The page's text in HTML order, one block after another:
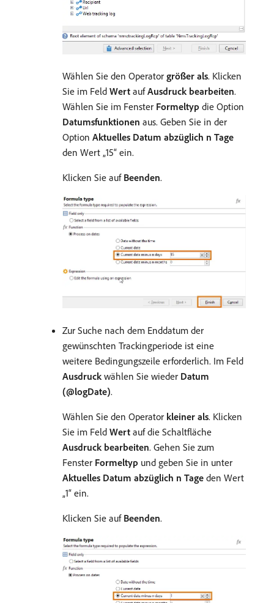
Wählen Sie den Operator größer als. Klicken
Sie im Feld Wert aufAusdruck bearbeiten.
Wählen Sie im Fenster Formeltyp die Option
Datumsfunktionen aus. Geben Sie in der
Option Aktuelles Datum abzüglich n Tage
den Wert „15“ ein.
Klicken Sie auf Beenden.
Zur Suche nach dem Enddatum der
gewünschten Trackingperiode ist eine
weitere Bedingungszeile erforderlich. ​Im Feld
Ausdruckwählen Sie wieder Datum
(@logDate).
Wählen Sie den Operator kleiner als. Klicken
Sie im Feld Wert auf die Schaltfläche
Ausdruck bearbeiten. Gehen Sie zum
Fenster Formeltyp und geben Sie in unter
Aktuelles Datum abzüglich n Tage den Wert
„1“ ein.
Klicken Sie auf Beenden.